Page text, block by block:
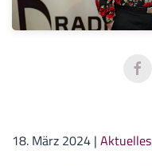
18. März 2024 | Aktuelles